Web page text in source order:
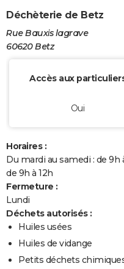
Déchèterie de Betz
Rue Bauxis lagrave
60620 Betz
Accès aux
Oui
Horaires :
Du mardi au samedi : de 9h
de 9h à 12h
Fermeture :
Lundi
Déchets autorisés :
Huiles usées
Huiles de vidange
Petits déchets